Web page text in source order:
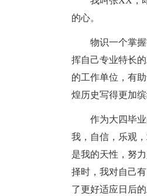
的心。
物识一个掌
挥自己专业特长
的工作单位，有
煌历史写得更加
作为大四毕
我，自信，乐观
是我的天性，努
择时，我对自己
了更好适应日后